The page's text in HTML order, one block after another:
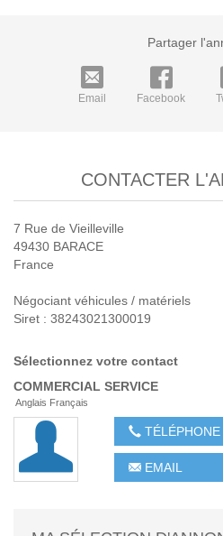
Partager
Email Facebook
CONTACTER
7 Rue de Vieilleville
49430 BARACE
France
Négociant véhicules / matériels
Siret : 38243021300019
Sélectionnez votre contact
COMMERCIAL SERVICE
Anglais Français
TÉLÉPHONE
EMAIL